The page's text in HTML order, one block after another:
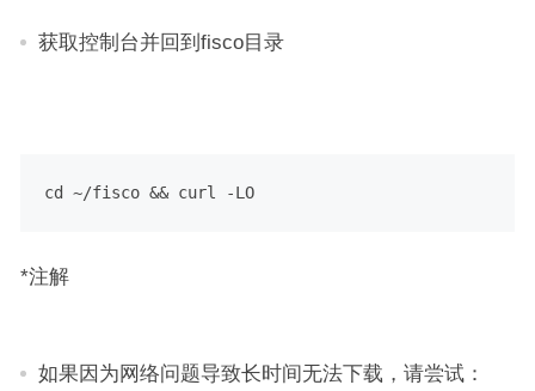
获取控制台并回到fisco目录
cd ~/fisco && curl -LO
*注解
如果因为网络问题导致长时间无法下载，请尝试：